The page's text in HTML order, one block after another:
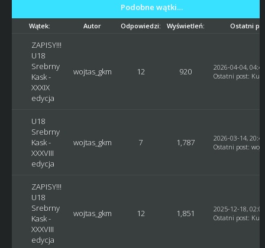
Podobne wątki…
Wątek: Autor Odpowiedzi: Wyświetleń: Ostatni
ZAPISY!!!
U18
Srebrny
Kask -
XXXIX
edycja
wojtas_gkm 12 920
2026-04-04,
Ostatni post: Kusy
U18
Srebrny
Kask -
XXXVIII
edycja
wojtas_gkm 7 1,787
2026-03-14,
Ostatni post:
ZAPISY!!!
U18
Srebrny
Kask -
XXXVIII
edycja
wojtas_gkm 12 1,851
2025-12-18,
Ostatni post: Kusy